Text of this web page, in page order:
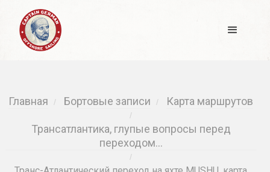
Главная / Бортовые записи / Карта маршрутов
/
Трансатлантика, глупые вопросы перед
переходом…
/